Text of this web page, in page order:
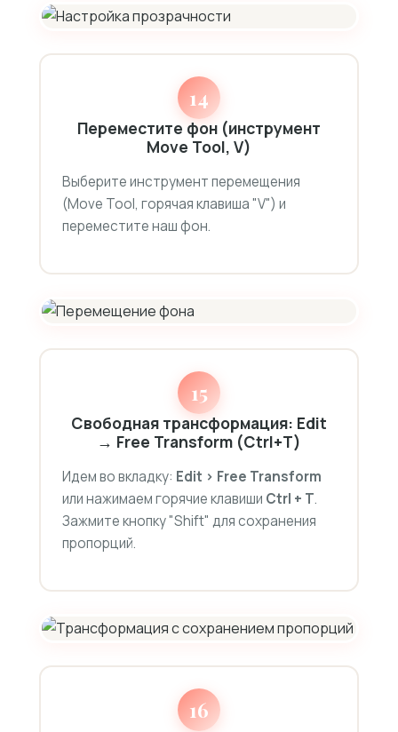
14
Переместите фон (инструмент
Move Tool, V)
Выберите инструмент перемещения
(Move Tool, горячая клавиша "V") и
переместите наш фон.
15
Свободная трансформация: Edit
→ Free Transform (Ctrl+T)
Идем во вкладку: Edit > Free Transform
или нажимаем горячие клавиши Ctrl + T.
Зажмите кнопку "Shift" для сохранения
пропорций.
16